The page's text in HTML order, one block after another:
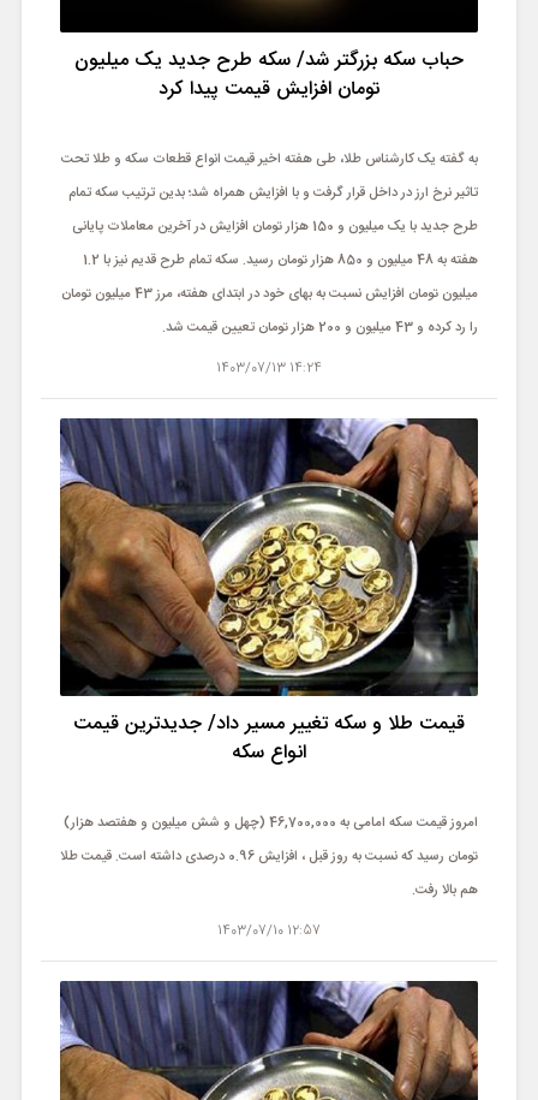
حباب سکه بزرگتر شد/ سکه طرح جدید یک میلیون
تومان افزایش قیمت پیدا کرد
به گفته یک کارشناس طلا، طی هفته اخیر قیمت انواع قطعات سکه و طلا تحت
تاثیر نرخ ارز در داخل قرار گرفت و با افزایش همراه شد؛ بدین ترتیب‌ سکه تمام
طرح جدید با یک میلیون و 150 هزار تومان افزایش در آخرین معاملات پایانی
هفته به 48 میلیون و 850 هزار تومان رسید. سکه تمام طرح قدیم نیز با 1.2
میلیون تومان افزایش نسبت به بهای خود در ابتدای هفته، مرز 43 میلیون تومان
را رد کرده و 43 میلیون و 200 هزار تومان تعیین قیمت شد.
14:24 1403/07/13
قیمت طلا و سکه تغییر مسیر داد/ جدیدترین قیمت
انواع سکه
امروز قیمت سکه امامی به 46,700,000 (چهل و شش میلیون و هفتصد هزار)
تومان رسید که نسبت به روز قبل ، افزایش 0.96 درصدی داشته است. قیمت طلا
هم بالا رفت.
12:57 1403/07/10